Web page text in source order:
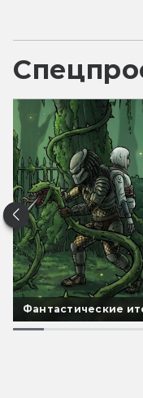
Фантастические